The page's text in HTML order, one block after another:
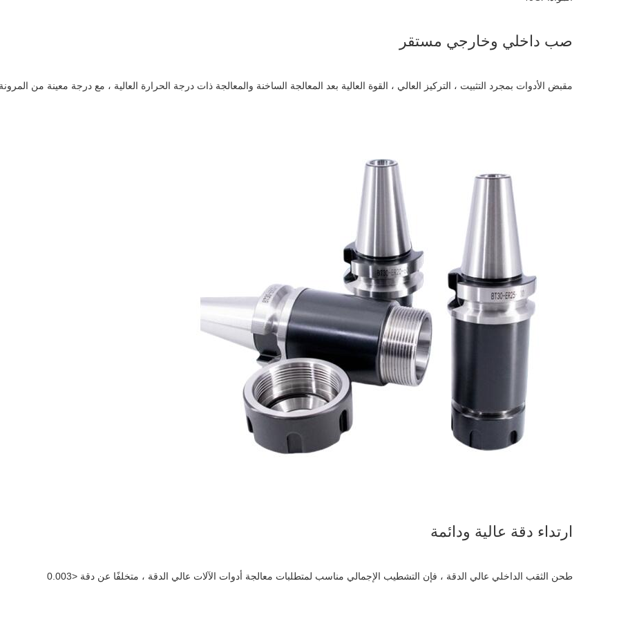
صب داخلي وخارجي مستقر
مقبض الأدوات بمجرد التثبيت ، التركيز العالي ، القوة العالية بعد المعالجة الساخنة والمعالجة ذات درجة الحرارة العالية ، مع درجة معينة من المرونة
ارتداء دقة عالية ودائمة
طحن الثقب الداخلي عالي الدقة ، فإن التشطيب الإجمالي مناسب لمتطلبات معالجة أدوات الآلات عالي الدقة ، متخلفًا عن دقة <0.003